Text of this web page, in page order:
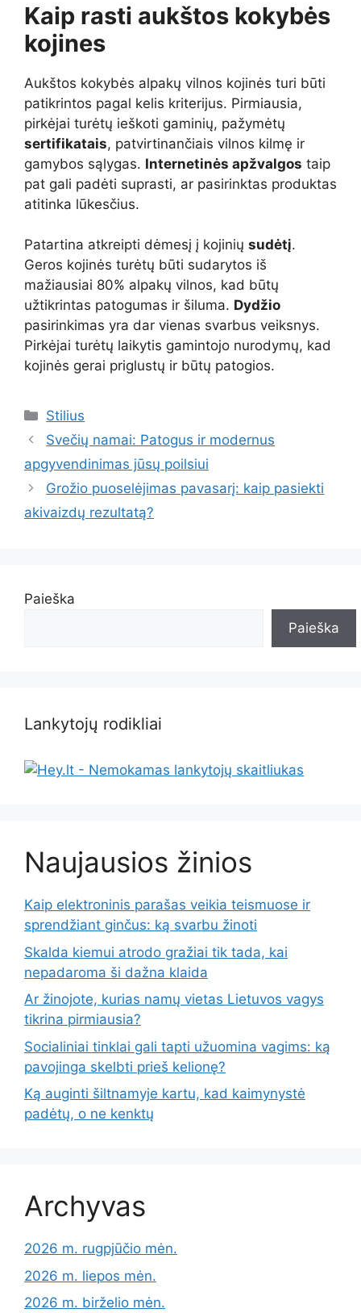
Kaip rasti aukštos kokybės
kojines
Aukštos kokybės alpakų vilnos kojinės turi būti
patikrintos pagal kelis kriterijus. Pirmiausia,
pirkėjai turėtų ieškoti gaminių, pažymėtų
sertifikatais, patvirtinančiais vilnos kilmę ir
gamybos sąlygas. Internetinės apžvalgos taip
pat gali padėti suprasti, ar pasirinktas produktas
atitinka lūkesčius.
Patartina atkreipti dėmesį į kojinių sudėtį.
Geros kojinės turėtų būti sudarytos iš
mažiausiai 80% alpakų vilnos, kad būtų
užtikrintas patogumas ir šiluma. Dydžio
pasirinkimas yra dar vienas svarbus veiksnys.
Pirkėjai turėtų laikytis gamintojo nurodymų, kad
kojinės gerai priglustų ir būtų patogios.
Kategorijos
Stilius
Svečių namai: Patogus ir modernus
apgyvendinimas jūsų poilsiui
Grožio puoselėjimas pavasarį: kaip pasiekti
akivaizdų rezultatą?
Paieška
Paieška
Lankytojų rodikliai
Naujausios žinios
Kaip elektroninis parašas veikia teismuose ir
sprendžiant ginčus: ką svarbu žinoti
Skalda kiemui atrodo gražiai tik tada, kai
nepadaroma ši dažna klaida
Ar žinojote, kurias namų vietas Lietuvos vagys
tikrina pirmiausia?
Socialiniai tinklai gali tapti užuomina vagims: ką
pavojinga skelbti prieš kelionę?
Ką auginti šiltnamyje kartu, kad kaimynystė
padėtų, o ne kenktų
Archyvas
2026 m. rugpjūčio mėn.
2026 m. liepos mėn.
2026 m. birželio mėn.